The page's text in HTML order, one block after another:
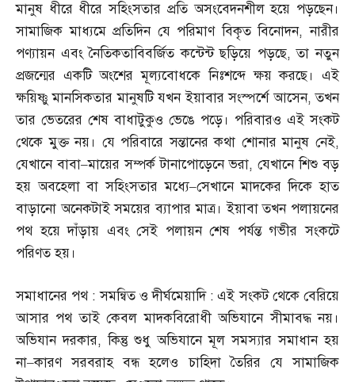
মানুষ ধীরে ধীরে সহিংসতার প্রতি অসংবেদনশীল হয়ে পড়ছেন।
সামাজিক মাধ্যমে প্রতিদিন যে পরিমাণ বিকৃত বিনোদন,নারীর
পণ্যায়ন এবং নৈতিকতাবিবর্জিত কন্টেন্ট ছড়িয়ে পড়ছে,তা নতুন
প্রজন্মের একটি অংশের মূল্যবোধকে নিঃশব্দে ক্ষয় করছে। এই
ক্ষয়িষ্ণু মানসিকতার মানুষটি যখন ইয়াবার সংস্পর্শে আসেন,তখন
তার ভেতরের শেষ বাধাটুকুও ভেঙে পড়ে। পরিবারও এই সংকট
থেকে মুক্ত নয়। যে পরিবারে সন্তানের কথা শোনার মানুষ নেই,
যেখানে বাবা–মায়ের সম্পর্ক টানাপোড়েনে ভরা, যেখানে শিশু বড়
হয় অবহেলা বা সহিংসতার মধ্যে–সেখানে মাদকের দিকে হাত
বাড়ানো অনেকটাই সময়ের ব্যাপার মাত্র। ইয়াবা তখন পলায়নের
পথ হয়ে দাঁড়ায় এবং সেই পলায়ন শেষ পর্যন্ত গভীর সংকটে
পরিণত হয়।
সমাধানের পথ :সমন্বিত ও দীর্ঘমেয়াদি :এই সংকট থেকে বেরিয়ে
আসার পথ তাই কেবল মাদকবিরোধী অভিযানে সীমাবদ্ধ নয়।
অভিযান দরকার,কিন্তু শুধু অভিযানে মূল সমস্যার সমাধান হয়
না–কারণ সরবরাহ বন্ধ হলেও চাহিদা তৈরির যে সামাজিক